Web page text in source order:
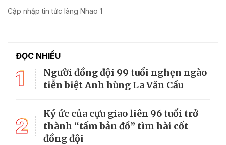
Cập nhập tin tức làng Nhao 1
ĐỌC NHIỀU
1
Người đồng đội 99 tuổi nghẹn ngào
tiễn biệt Anh hùng La Văn Cầu
2
Ký ức của cựu giao liên 96 tuổi trở
thành “tấm bản đồ” tìm hài cốt
đồng đội